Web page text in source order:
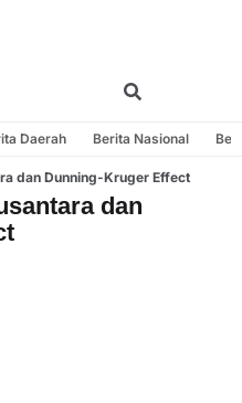
Daerah Berita Nasional
dan Dunning-Kruger Effect
dan